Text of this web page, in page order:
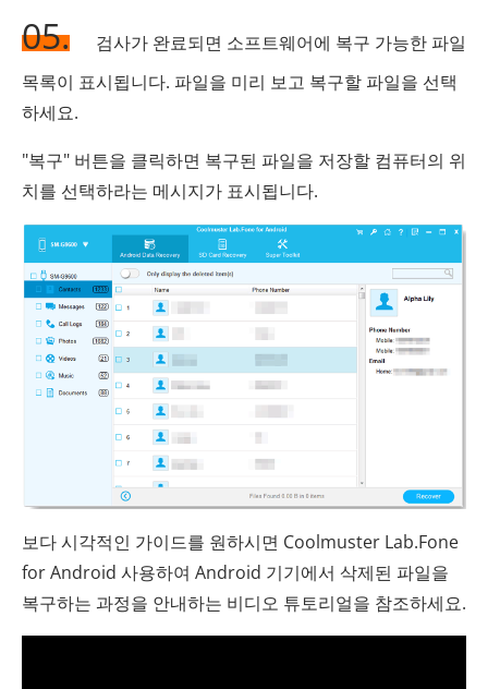
05.
검사가 완료되면 소프트웨어에 복구 가능한 파일
목록이 표시됩니다. 파일을 미리 보고 복구할 파일을 선택
하세요.
"복구" 버튼을 클릭하면 복구된 파일을 저장할 컴퓨터의 위
치를 ​​선택하라는 메시지가 표시됩니다.
보다 시각적인 가이드를 원하시면 Coolmuster Lab.Fone
for Android 사용하여 Android 기기에서 삭제된 파일을
복구하는 과정을 안내하는 비디오 튜토리얼을 참조하세요.